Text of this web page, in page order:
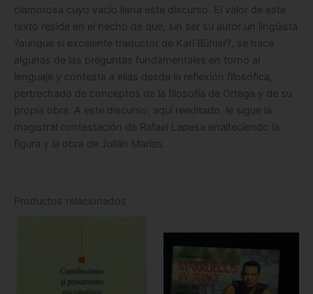
clamorosa cuyo vacío llena este discurso. El valor de este
texto reside en el hecho de que, sin ser su autor un lingüista
?aunque sí excelente traductor de Karl Bühler?, se hace
algunas de las preguntas fundamentales en torno al
lenguaje y contesta a ellas desde la reflexión filosófica,
pertrechado de conceptos de la filosofía de Ortega y de su
propia obra. A este discurso, aquí reeditado, le sigue la
magistral contestación de Rafael Lapesa enalteciendo la
figura y la obra de Julián Marías.
Productos relacionados